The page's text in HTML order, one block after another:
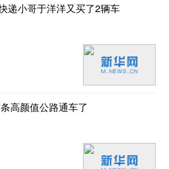
递小哥于洋洋又买了2辆车
高颜值公路通车了